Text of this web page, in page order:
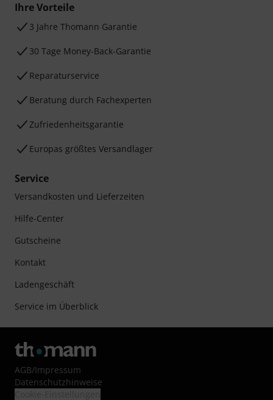
Ihre Vorteile
3 Jahre Thomann Garantie
30 Tage Money-Back-Garantie
Reparaturservice
Beratung durch Fachexperten
Zufriedenheitsgarantie
Europas größtes Versandlager
Service
Versandkosten und Lieferzeiten
Hilfe-Center
Gutscheine
Kontakt
Ladengeschäft
Service im Überblick
AGB/Impressum
Datenschutzhinweise